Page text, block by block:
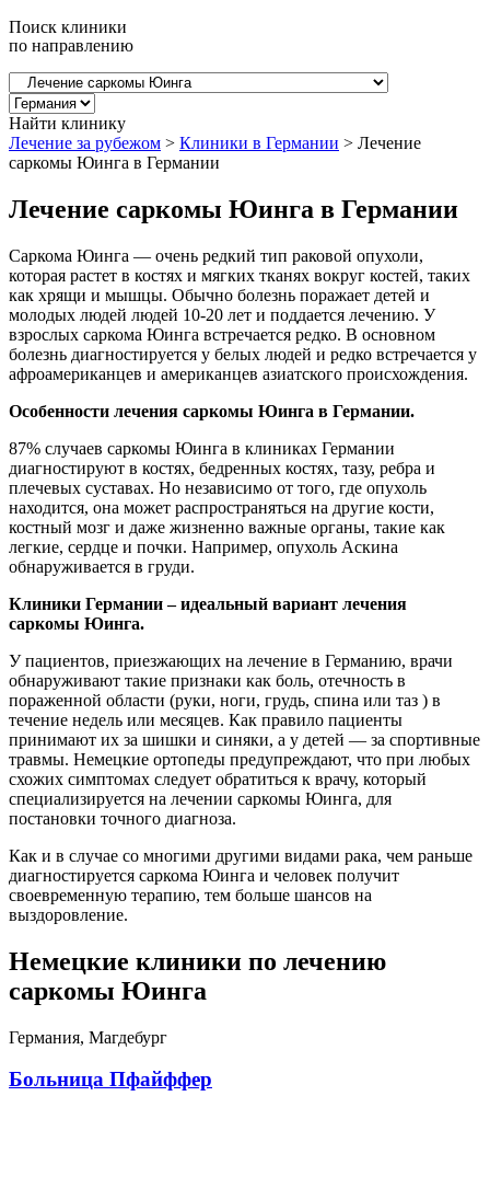
Поиск клиники
по направлению
Найти клинику
Лечение за рубежом > Клиники в Германии > Лечение
саркомы Юинга в Германии
Лечение саркомы Юинга в Германии
Саркома Юинга — очень редкий тип раковой опухоли,
которая растет в костях и мягких тканях вокруг костей, таких
как хрящи и мышцы. Обычно болезнь поражает детей и
молодых людей людей 10-20 лет и поддается лечению. У
взрослых саркома Юинга встречается редко. В основном
болезнь диагностируется у белых людей и редко встречается у
афроамериканцев и американцев азиатского происхождения.
Особенности лечения саркомы Юинга в Германии.
87% случаев саркомы Юинга в клиниках Германии
диагностируют в костях, бедренных костях, тазу, ребра и
плечевых суставах. Но независимо от того, где опухоль
находится, она может распространяться на другие кости,
костный мозг и даже жизненно важные органы, такие как
легкие, сердце и почки. Например, опухоль Аскина
обнаруживается в груди.
Клиники Германии – идеальный вариант лечения
саркомы Юинга.
У пациентов, приезжающих на лечение в Германию, врачи
обнаруживают такие признаки как боль, отечность в
пораженной области (руки, ноги, грудь, спина или таз ) в
течение недель или месяцев. Как правило пациенты
принимают их за шишки и синяки, а у детей — за спортивные
травмы. Немецкие ортопеды предупреждают, что при любых
схожих симптомах следует обратиться к врачу, который
специализируется на лечении саркомы Юинга, для
постановки точного диагноза.
Как и в случае со многими другими видами рака, чем раньше
диагностируется саркома Юинга и человек получит
своевременную терапию, тем больше шансов на
выздоровление.
Немецкие клиники по лечению
саркомы Юинга
Германия, Магдебург
Больница Пфайффер